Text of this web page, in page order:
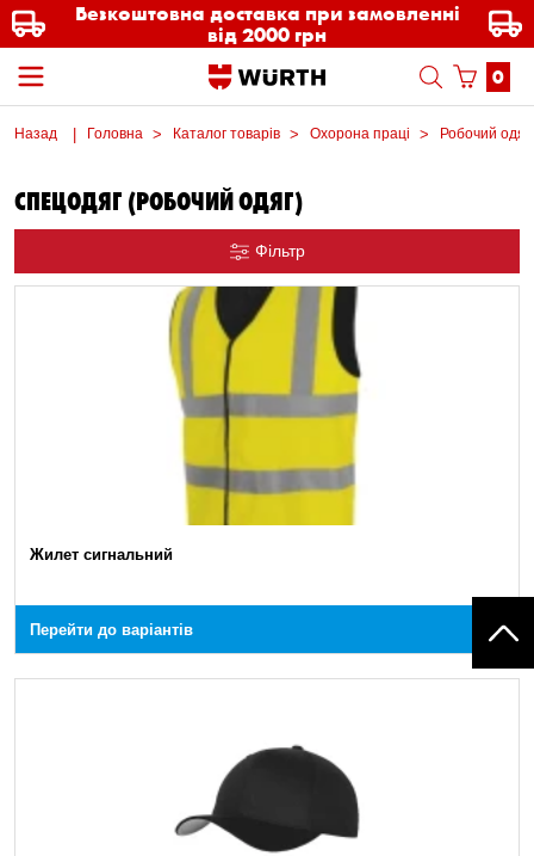
Безкоштовна доставка при замовленні
від 2000 грн
0
Назад Головна Каталог товарів Охорона праці Робочий одяг
СПЕЦОДЯГ (РОБОЧИЙ ОДЯГ)
Фільтр
Жилет сигнальний
Перейти до варіантів